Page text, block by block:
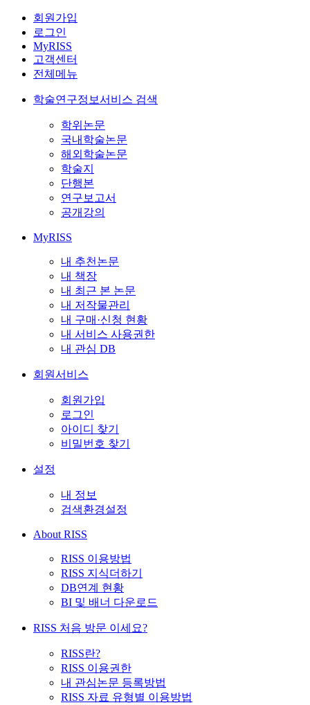
회원가입
로그인
MyRISS
고객센터
전체메뉴
학술연구정보서비스 검색
학위논문
국내학술논문
해외학술논문
학술지
단행본
연구보고서
공개강의
MyRISS
내 추천논문
내 책장
내 최근 본 논문
내 저작물관리
내 구매·신청 현황
내 서비스 사용권한
내 관심 DB
회원서비스
회원가입
로그인
아이디 찾기
비밀번호 찾기
설정
내 정보
검색환경설정
About RISS
RISS 이용방법
RISS 지식더하기
DB연계 현황
BI 및 배너 다운로드
RISS 처음 방문 이세요?
RISS란?
RISS 이용권한
내 관심논문 등록방법
RISS 자료 유형별 이용방법